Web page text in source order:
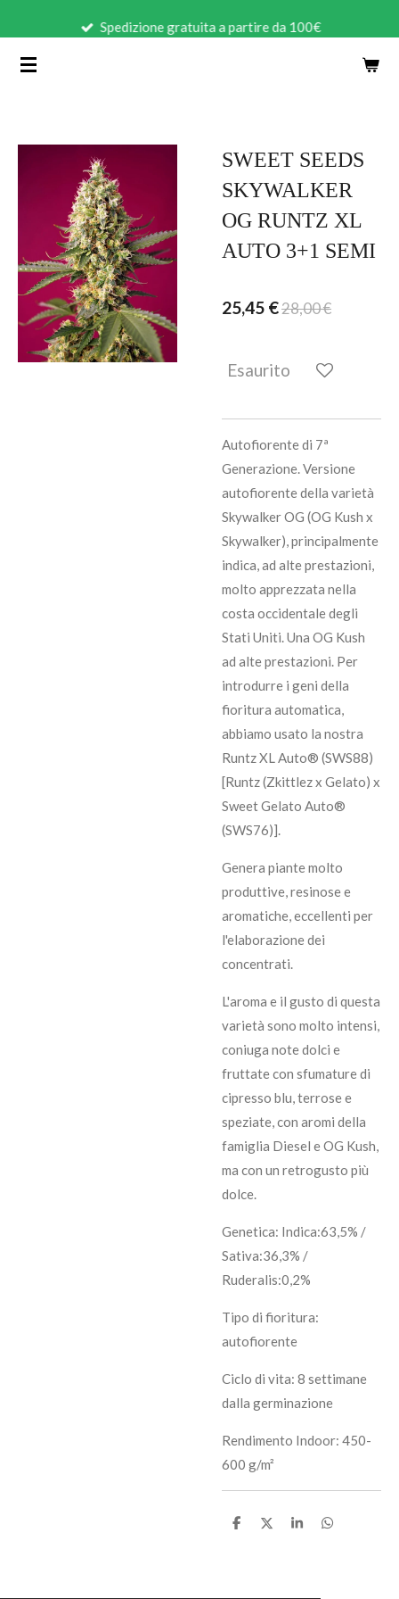
contenuto
Spedizione gratuita a partire da 100€
SWEET SEEDS
SKYWALKER
OG RUNTZ XL
AUTO 3+1 SEMI
25,45 €28,00 €
Esaurito
Autofiorente di 7ª
Generazione. Versione
autofiorente della varietà
Skywalker OG (OG Kush x
Skywalker), principalmente
indica, ad alte prestazioni,
molto apprezzata nella
costa occidentale degli
Stati Uniti. Una OG Kush
ad alte prestazioni. Per
introdurre i geni della
fioritura automatica,
abbiamo usato la nostra
Runtz XL Auto® (SWS88)
[Runtz (Zkittlez x Gelato) x
Sweet Gelato Auto®
(SWS76)].
Genera piante molto
produttive, resinose e
aromatiche, eccellenti per
l'elaborazione dei
concentrati.
L'aroma e il gusto di questa
varietà sono molto intensi,
coniuga note dolci e
fruttate con sfumature di
cipresso blu, terrose e
speziate, con aromi della
famiglia Diesel e OG Kush,
ma con un retrogusto più
dolce.
Genetica: Indica:63,5% /
Sativa:36,3% /
Ruderalis:0,2%
Tipo di fioritura:
autofiorente
Ciclo di vita: 8 settimane
dalla germinazione
Rendimento Indoor: 450-
600 g/m²
C
C
C
C